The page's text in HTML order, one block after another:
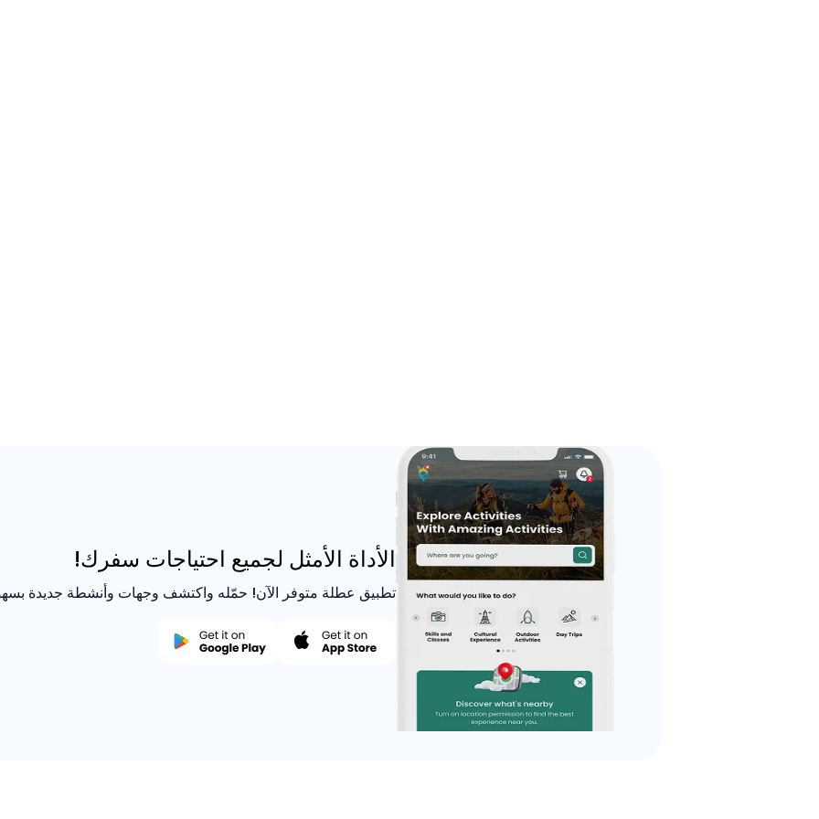
الأداة الأمثل لجميع احتياجات سفرك!
تطبيق عطلة متوفر الآن! حمّله واكتشف وجهات وأنشطة جديدة